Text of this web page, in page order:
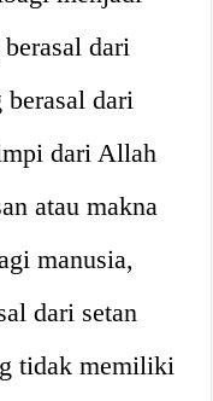
dari
dari
dari Allah
atau makna
manusia,
dari setan
tidak memiliki